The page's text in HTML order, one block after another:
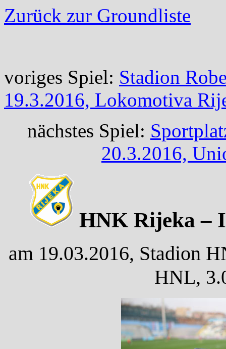
Zurück zur Groundliste
voriges Spiel: Stadion
19.3.2016, Lokomotiva
nächstes Spiel:
20.3.2016,
HNK Rijeka –
am 19.03.2016, Stadion
HNL,